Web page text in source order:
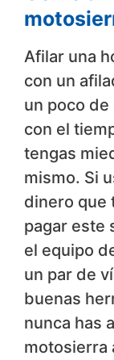
Afilar una
con un
un poco
con el
tengas
mismo. Si
dinero que
pagar este
el equipo
un par de
buenas
nunca has
motosierra